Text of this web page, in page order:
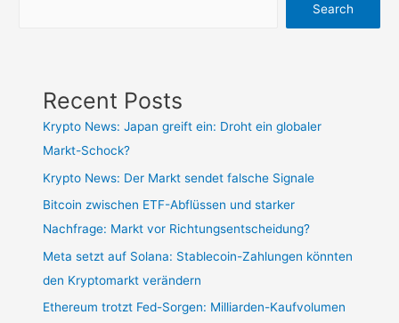
Search
Recent Posts
Krypto News: Japan greift ein: Droht ein globaler
Markt-Schock?
Krypto News: Der Markt sendet falsche Signale
Bitcoin zwischen ETF-Abflüssen und starker
Nachfrage: Markt vor Richtungsentscheidung?
Meta setzt auf Solana: Stablecoin-Zahlungen könnten
den Kryptomarkt verändern
Ethereum trotzt Fed-Sorgen: Milliarden-Kaufvolumen